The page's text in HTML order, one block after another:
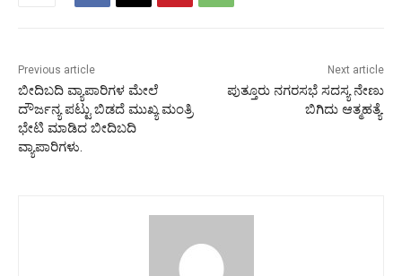
Previous article
ಬೀದಿಬದಿ ವ್ಯಾಪಾರಿಗಳ ಮೇಲೆ
ದೌರ್ಜನ್ಯ ಪಟ್ಟು ಬಿಡದೆ ಮುಖ್ಯ ಮಂತ್ರಿ
ಭೇಟಿ ಮಾಡಿದ ಬೀದಿಬದಿ
ವ್ಯಾಪಾರಿಗಳು.
Next article
ಪುತ್ತೂರು ನಗರಸಭೆ ಸದಸ್ಯ ನೇಣು
ಬಿಗಿದು ಆತ್ಮಹತ್ಯೆ.